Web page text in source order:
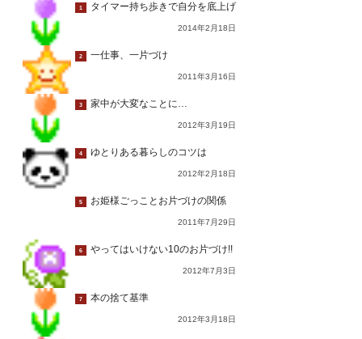
1 タイマー持ち歩きで自分を底上げ
2014年2月18日
2 一仕事、一片づけ
2011年3月16日
3 家中が大変なことに…
2012年3月19日
4 ゆとりある暮らしのコツは
2012年2月18日
5 お姫様ごっことお片づけの関係
2011年7月29日
6 やってはいけない10のお片づけ!!
2012年7月3日
7 本の捨て基準
2012年3月18日